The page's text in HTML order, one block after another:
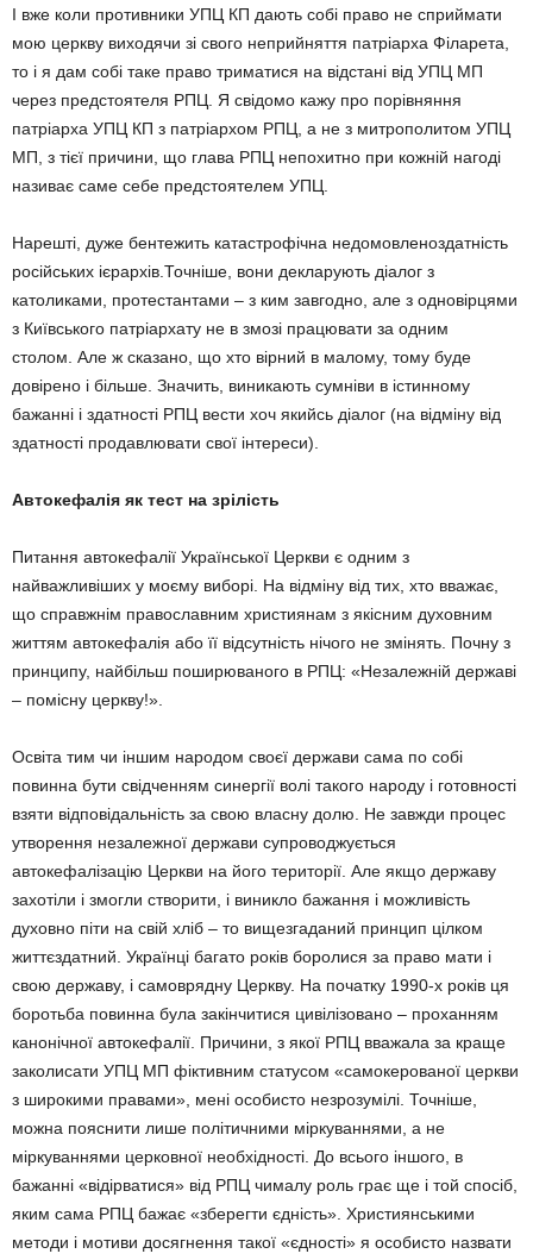
І вже коли противники УПЦ КП дають собі право не сприймати
мою церкву виходячи зі свого неприйняття патріарха Філарета,
то і я дам собі таке право триматися на відстані від УПЦ МП
через предстоятеля РПЦ. Я свідомо кажу про порівняння
патріарха УПЦ КП з патріархом РПЦ, а не з митрополитом УПЦ
МП, з тієї причини, що глава РПЦ непохитно при кожній нагоді
називає саме себе предстоятелем УПЦ.
Нарешті, дуже бентежить катастрофічна недомовленоздатність
російських ієрархів.Точніше, вони декларують діалог з
католиками, протестантами – з ким завгодно, але з одновірцями
з Київського патріархату не в змозі працювати за одним
столом. Але ж сказано, що хто вірний в малому, тому буде
довірено і більше. Значить, виникають сумніви в істинному
бажанні і здатності РПЦ вести хоч якийсь діалог (на відміну від
здатності продавлювати свої інтереси).
Автокефалія як тест на зрілість
Питання автокефалії Української Церкви є одним з
найважливіших у моєму виборі. На відміну від тих, хто вважає,
що справжнім православним християнам з якісним духовним
життям автокефалія або її відсутність нічого не змінять. Почну з
принципу, найбільш поширюваного в РПЦ: «Незалежній державі
– помісну церкву!».
Освіта тим чи іншим народом своєї держави сама по собі
повинна бути свідченням синергії волі такого народу і готовності
взяти відповідальність за свою власну долю. Не завжди процес
утворення незалежної держави супроводжується
автокефалізацію Церкви на його території. Але якщо державу
захотіли і змогли створити, і виникло бажання і можливість
духовно піти на свій хліб – то вищезгаданий принцип цілком
життєздатний. Українці багато років боролися за право мати і
свою державу, і самоврядну Церкву. На початку 1990-х років ця
боротьба повинна була закінчитися цивілізовано – проханням
канонічної автокефалії. Причини, з якої РПЦ вважала за краще
заколисати УПЦ МП фіктивним статусом «самокерованої церкви
з широкими правами», мені особисто незрозумілі. Точніше,
можна пояснити лише політичними міркуваннями, а не
міркуваннями церковної необхідності. До всього іншого, в
бажанні «відірватися» від РПЦ чималу роль грає ще і той спосіб,
яким сама РПЦ бажає «зберегти єдність». Християнськими
методи і мотиви досягнення такої «єдності» я особисто назвати